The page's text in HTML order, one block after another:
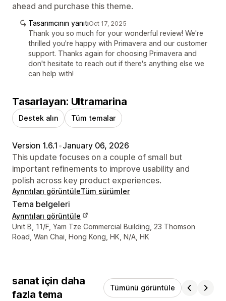
ahead and purchase this theme.
Tasarımcının yanıtıOct 17, 2025
Thank you so much for your wonderful review! We're
thrilled you're happy with Primavera and our customer
support. Thanks again for choosing Primavera and
don't hesitate to reach out if there's anything else we
can help with!
Tasarlayan: Ultramarina
Destek alın Tüm temalar
Version 1.6.1 •January 06, 2026
This update focuses on a couple of small but
important refinements to improve usability and
polish across key product experiences.
Ayrıntıları görüntüleTüm sürümler
Tema belgeleri
Ayrıntıları görüntüle
Tasarımcı iletişim bilgileri
Unit B, 11/F, Yam Tze Commercial Building, 23 Thomson
Road, Wan Chai, Hong Kong, HK, N/A, HK
sanat için daha
fazla tema
Tümünü görüntüle